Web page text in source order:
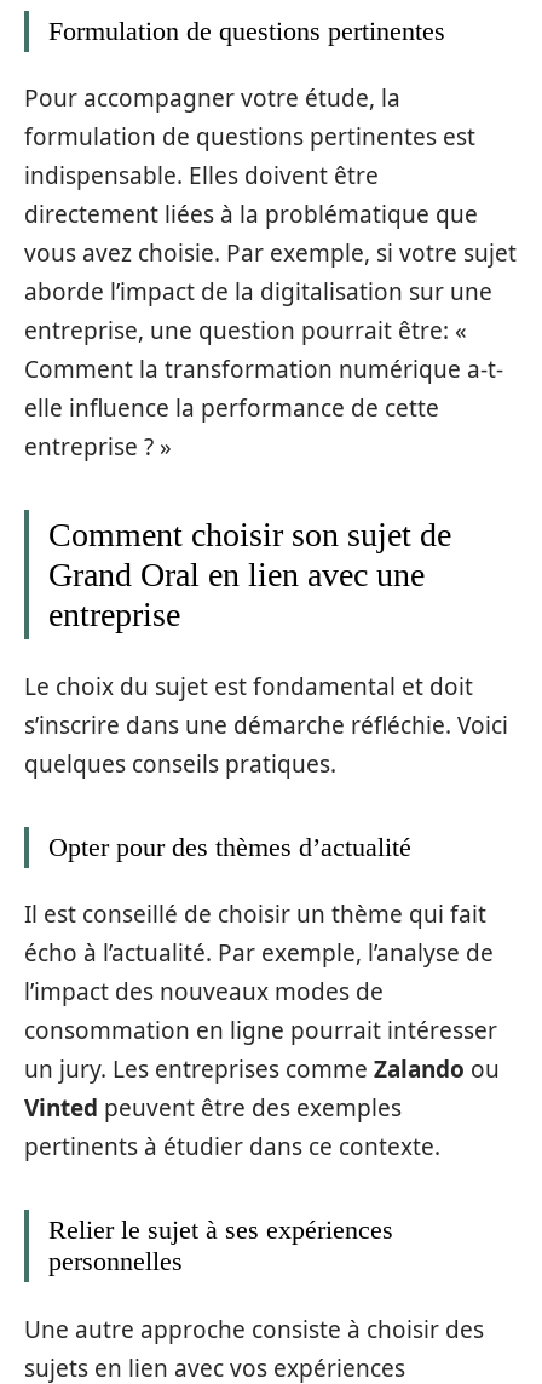
Formulation de questions pertinentes
Pour accompagner votre étude, la
formulation de questions pertinentes est
indispensable. Elles doivent être
directement liées à la problématique que
vous avez choisie. Par exemple, si votre sujet
aborde l’impact de la digitalisation sur une
entreprise, une question pourrait être: «
Comment la transformation numérique a-t-
elle influence la performance de cette
entreprise ? »
Comment choisir son sujet de
Grand Oral en lien avec une
entreprise
Le choix du sujet est fondamental et doit
s’inscrire dans une démarche réfléchie. Voici
quelques conseils pratiques.
Opter pour des thèmes d’actualité
Il est conseillé de choisir un thème qui fait
écho à l’actualité. Par exemple, l’analyse de
l’impact des nouveaux modes de
consommation en ligne pourrait intéresser
un jury. Les entreprises comme Zalando ou
Vinted peuvent être des exemples
pertinents à étudier dans ce contexte.
Relier le sujet à ses expériences
personnelles
Une autre approche consiste à choisir des
sujets en lien avec vos expériences